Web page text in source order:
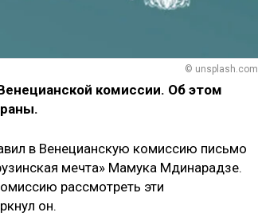
© unsplash.com
комиссии. Об этом
в Венецианскую комиссию письмо
мечта» Мамука Мдинарадзе.
рассмотреть эти
он.